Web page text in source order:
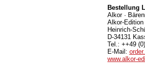
Bestellung
Alkor ·
Alkor-Edition
Heinrich-
D-34131
Tel.: ++49
E-Mail:
www.alkor-